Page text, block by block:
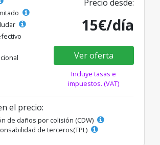
Precio desde:
15€/día
Ver oferta
Incluye tasas e
impuestos. (VAT)
el precio:
de daños por colisión (CDW)
de terceros(TPL)